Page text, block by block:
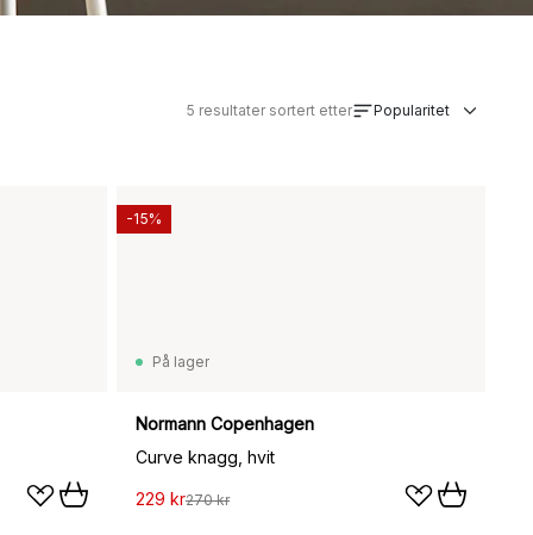
5 resultater sortert etter Popularitet
På lager
Normann Copenhagen
Curve knagg, hvit
229 kr270 kr
-15%